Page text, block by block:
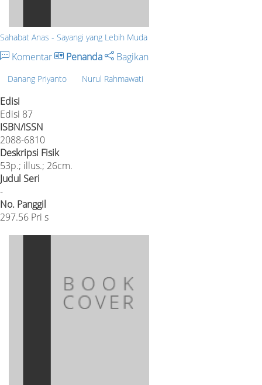
Sahabat Anas - Sayangi yang Lebih Muda
Komentar Penanda Bagikan
Danang Priyanto Nurul Rahmawati
Edisi
Edisi 87
ISBN/ISSN
2088-6810
Deskripsi Fisik
53p.; illus.; 26cm.
Judul Seri
-
No. Panggil
297.56 Pri s